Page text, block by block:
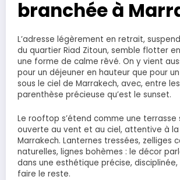
branchée à
L’adresse légèrement en retrait,
du quartier Riad Zitoun, semble flotter
une forme de calme rêvé. On y vient
pour un déjeuner en hauteur que pour
sous le ciel de Marrakech, avec, entre
parenthèse précieuse qu’est le sunset.
Le rooftop s’étend comme une terrasse
ouverte au vent et au ciel, attentive à
Marrakech. Lanternes tressées, zelliges
naturelles, lignes bohèmes : le décor
dans une esthétique précise, disciplinée,
faire le reste.